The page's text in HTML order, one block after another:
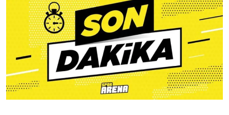
Dünya Haberleri
Çerkezköy